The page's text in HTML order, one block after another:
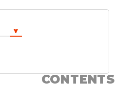
CONTENTS